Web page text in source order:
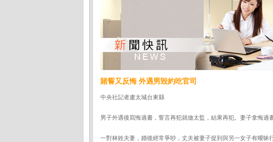
賭誓又反悔 外遇男毀約吃官司
中央社記者盧太城台東縣
男子外遇後寫悔過書，誓言再犯就做太監，結果再犯。妻子拿悔過
一對林姓夫妻，婚後經常爭吵，丈夫被妻子捉到與另一女子有曖